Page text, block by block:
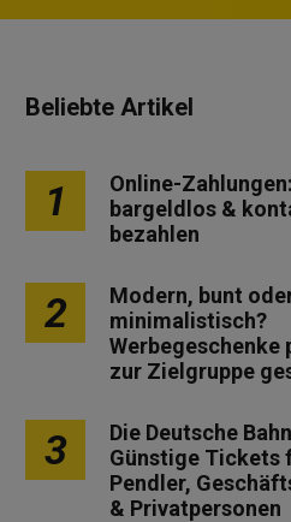
Beliebte Artikel
1
Online-
bargeldlos &
bezahlen
2
Modern, bunt
minimalistisch?
Werbegeschenke
zur Zielgruppe
3
Die Deutsche
Günstige Tickets
Pendler,
& Privatpersonen